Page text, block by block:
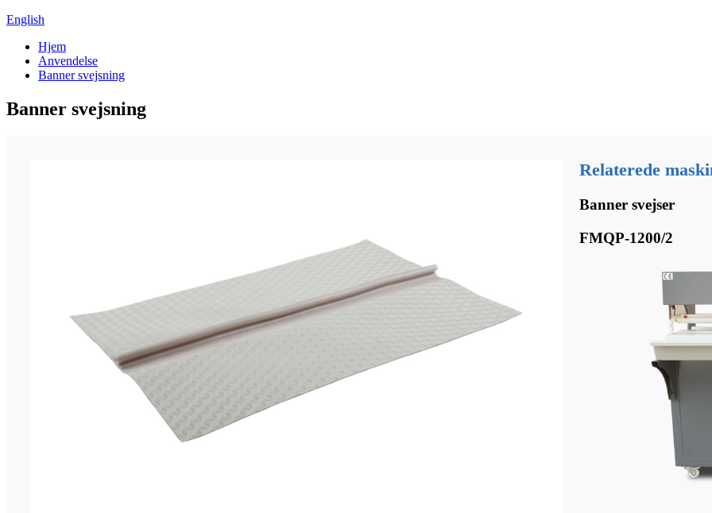
English
Hjem
Anvendelse
Banner svejsning
Banner svejsning
Relaterede
Banner svejser
FMQP-1200/2